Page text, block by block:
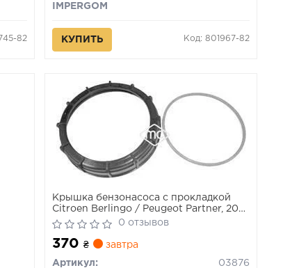
82
IMPERGOM
КУПИТЬ Код: 801967-82
C3
Крышка бензонасоса с прокладкой
Citroen Berlingo / Peugeot Partner, 206,
306 (03876) Metalcaucho
0 отзывов
370₴ завтра
Артикул:
03876